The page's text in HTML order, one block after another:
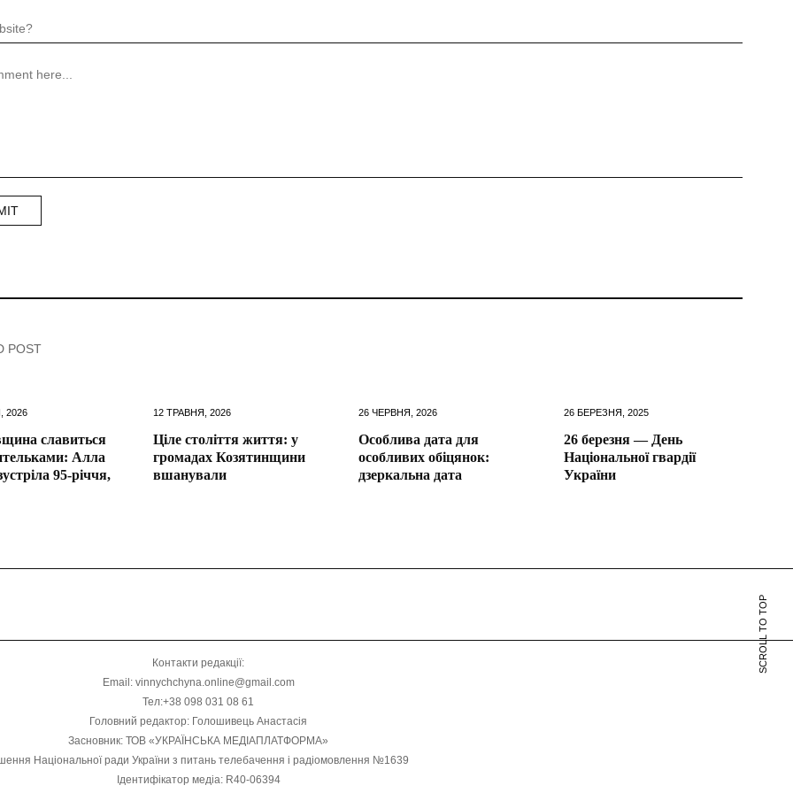
POST
2026
славиться
Алла
95-річчя,
12 ТРАВНЯ, 2026
Ціле століття життя: у
громадах Козятинщини
вшанували
26 ЧЕРВНЯ, 2026
Особлива дата для
особливих обіцянок:
дзеркальна дата
26 БЕРЕЗНЯ, 2025
26 березня — День
Національної гвардії
України
SCROLL TO TOP
Контакти редакції:
Email: vinnychchyna.online@gmail.com
Тел:+38 098 031 08 61
Головний редактор: Голошивець Анастасія
Засновник: ТОВ «УКРАЇНСЬКА МЕДІАПЛАТФОРМА»
Національної ради України з питань телебачення і радіомовлення №1639
Ідентифікатор медіа: R40-06394